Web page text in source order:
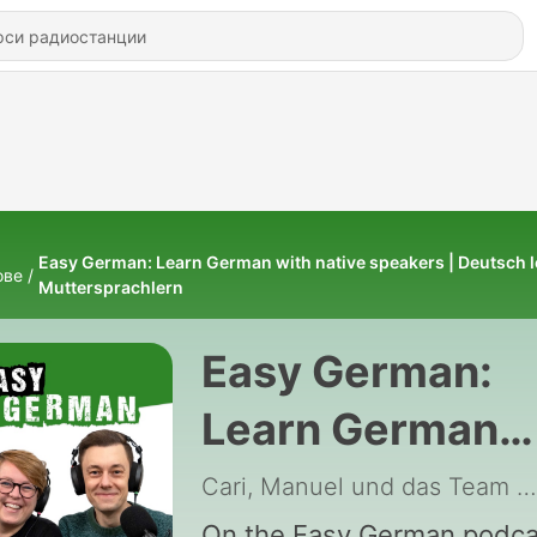
Easy German: Learn German with native speakers | Deutsch
Muttersprachlern
Easy German:
Learn German
with native
Cari, Manuel und das Team von Easy German